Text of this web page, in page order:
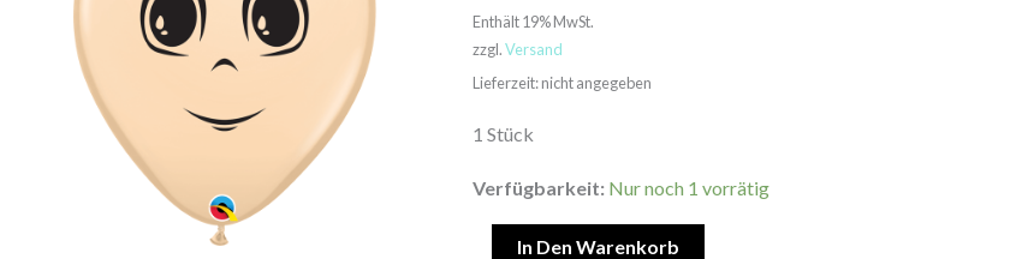
Enthält 19% MwSt.
zzgl.Versand
Lieferzeit: nicht angegeben
1 Stück
Verfügbarkeit: Nur noch 1 vorrätig
|
Menge
In Den Warenkorb